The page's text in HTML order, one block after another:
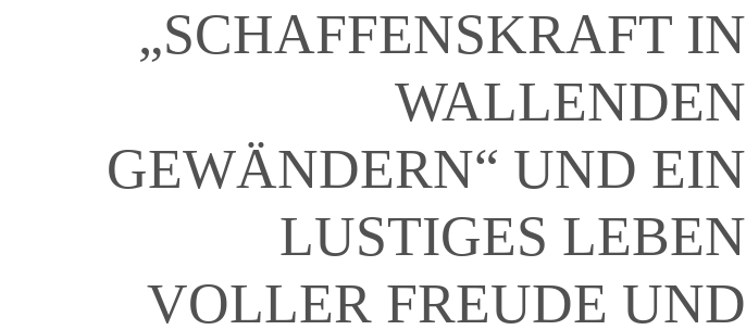
„SCHAFFENSKRAFT IN
WALLENDEN
GEWÄNDERN“ UND EIN
LUSTIGES LEBEN
VOLLER FREUDE UND